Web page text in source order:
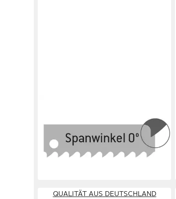
Sägeblatt Maschinensägeblatt 700
mm x 55 x 2.5 x 10.5 4 Zpz
73,08 €
lieferbar - in 3-4 Werktagen bei dir
QUALITÄT AUS DEUTSCHLAND